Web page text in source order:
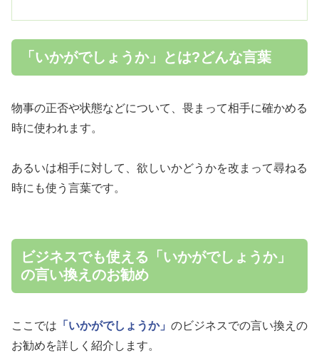
「いかがでしょうか」とは?どんな言葉
物事の正否や状態などについて、畏まって相手に確かめる
時に使われます。
あるいは相手に対して、欲しいかどうかを改まって尋ねる
時にも使う言葉です。
ビジネスでも使える「いかがでしょうか」
の言い換えのお勧め
ここでは 「いかがでしょうか」 のビジネスでの言い換えの
お勧めを詳しく紹介します。